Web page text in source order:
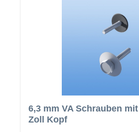
6,3 mm VA Schrauben
Zoll Kopf